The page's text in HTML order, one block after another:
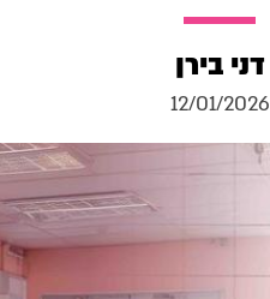
דני בירן
12/01/2026